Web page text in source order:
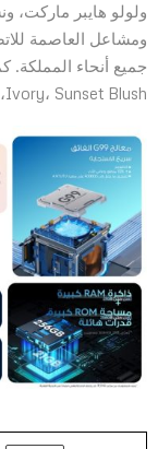
ولولو هايبر ماركت،
ومشاعل العاصمة
Ivory، Sunset Blush، وMagic Skin 2.0 Green.